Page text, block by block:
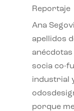
Reportaje
Ana
apellidos
socia co-
industrial
porque